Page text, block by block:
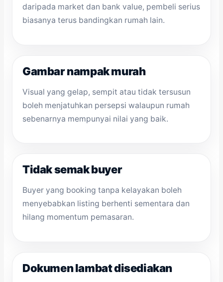
daripada market dan bank value, pembeli serius
biasanya terus bandingkan rumah lain.
Gambar nampak murah
Visual yang gelap, sempit atau tidak tersusun
boleh menjatuhkan persepsi walaupun rumah
sebenarnya mempunyai nilai yang baik.
Tidak semak buyer
Buyer yang booking tanpa kelayakan boleh
menyebabkan listing berhenti sementara dan
hilang momentum pemasaran.
Dokumen lambat disediakan